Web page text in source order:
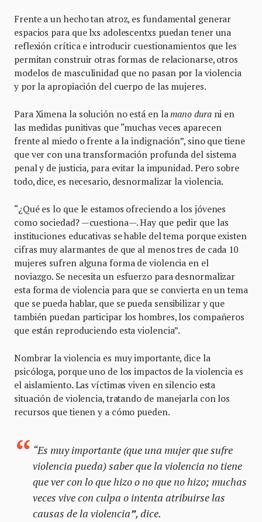
Frente a un hecho tan atroz, es fundamental generar
espacios para que lxs adolescentxs puedan tener una
reflexión crítica e introducir cuestionamientos que les
permitan construir otras formas de relacionarse, otros
modelos de masculinidad que no pasan por la violencia
y por la apropiación del cuerpo de las mujeres.
Para Ximena la solución no está en la mano durani en
las medidas punitivas que “muchas veces aparecen
frente al miedo o frente a la indignación”, sino que tiene
que ver con una transformación profunda del sistema
penal y de justicia, para evitar la impunidad. Pero sobre
todo, dice, es necesario, desnormalizar la violencia.
“¿Qué es lo que le estamos ofreciendo a los jóvenes
como sociedad? —cuestiona—. Hay que pedir que las
instituciones educativas se hable del tema porque existen
cifras muy alarmantes de que al menos tres de cada 10
mujeres sufren alguna forma de violencia en el
noviazgo. Se necesita un esfuerzo para desnormalizar
esta forma de violencia para que se convierta en un tema
que se pueda hablar, que se pueda sensibilizar y que
también puedan participar los hombres, los compañeros
que están reproduciendo esta violencia”.
Nombrar la violencia es muy importante, dice la
psicóloga, porque uno de los impactos de la violencia es
el aislamiento. Las víctimas viven en silencio esta
situación de violencia, tratando de manejarla con los
recursos que tienen y a cómo pueden.
“Es muy importante (que una mujer que sufre
violencia pueda) saber que la violencia no tiene
que ver con lo que hizo o no que no hizo; muchas
veces vive con culpa o intenta atribuirse las
causas de la violencia”, dice.